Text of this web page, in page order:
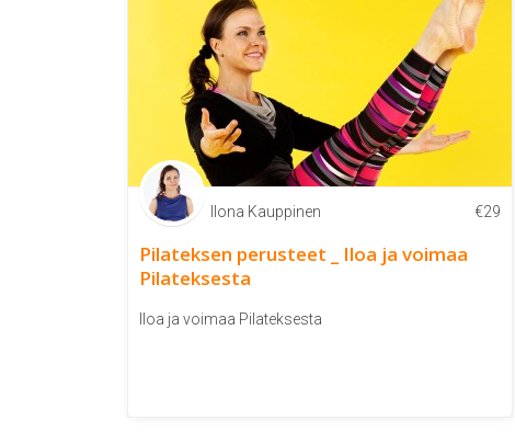
Ilona Kauppinen €29
Pilateksen perusteet _ Iloa ja voimaa
Pilateksesta
Iloa ja voimaa Pilateksesta